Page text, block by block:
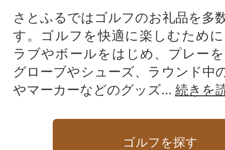
さとふるではゴルフのお礼品を多
す。ゴルフを快適に楽しむため
ラブやボールをはじめ、プレー
グローブやシューズ、ラウンド中
やマーカーなどのグッズ... 続きを
ゴルフを探す